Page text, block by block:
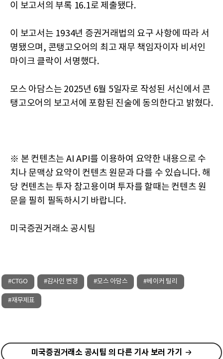
이 보고서의 부록 16.1로 제출됐다.
이 보고서는 1934년 증권거래법의 요구 사항에 따라 서
명됐으며, 콘탱고오어의 최고 재무 책임자이자 비서인
마이크 클락이 서명했다.
모스 아담스는 2025년 6월 5일자로 작성된 서신에서 콘
탱고오어의 보고서에 포함된 진술에 동의한다고 밝혔다.
※ 본 컨텐츠는 AI API를 이용하여 요약한 내용으로 수
치나 문맥상 요약이 컨텐츠 원문과 다를 수 있습니다. 해
당 컨텐츠는 투자 참고용이며 투자를 할때는 컨텐츠 원
문을 필히 필독하시기 바랍니다.
미국증권거래소 공시팀
#CTGO #감사인 변경 #모스 아담스 #베이커 틸리
#재무제표
미국증권거래소 공시팀 의 다른 기사 보러 가기